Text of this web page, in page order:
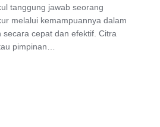
tanggung jawab seorang
melalui kemampuannya dalam
secara cepat dan efektif. Citra
pimpinan…